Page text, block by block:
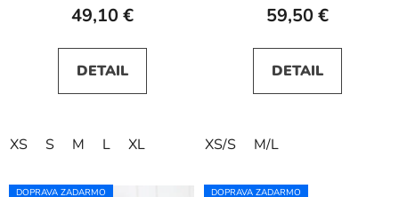
49,10 €
DETAIL
XS S M L XL
59,50 €
DETAIL
XS/S M/L
DOPRAVA ZADARMO DOPRAVA ZADARMO